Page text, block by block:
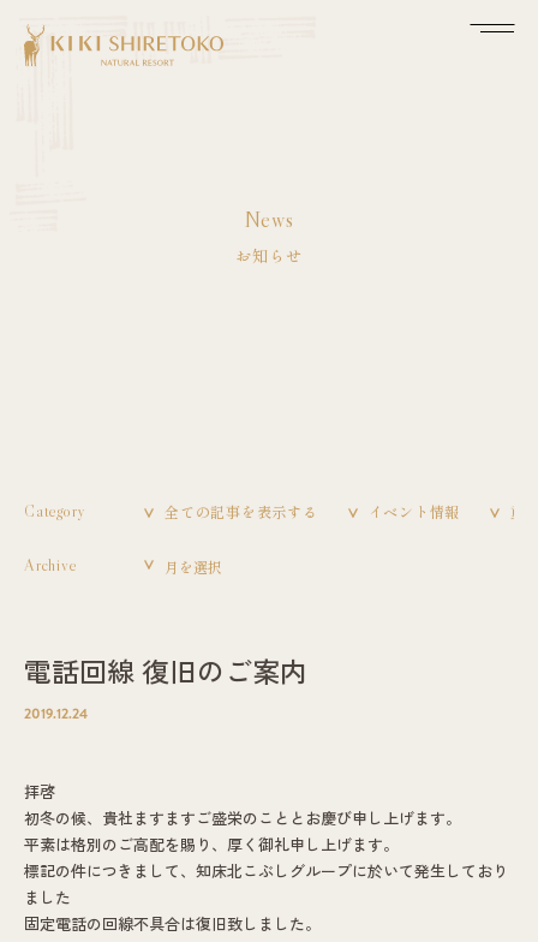
News
お知らせ
Category 全ての記事を表示する イベント情報 重
Archive
電話回線 復旧のご案内
2019.12.24
拝啓
初冬の候、貴社ますますご盛栄のこととお慶び申し上げます。
平素は格別のご高配を賜り、厚く御礼申し上げます。
標記の件につきまして、知床北こぶしグループに於いて発生しており
ました
固定電話の回線不具合は復旧致しました。